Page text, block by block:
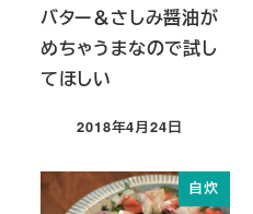
バター＆さしみ醤油が
めちゃうまなので試し
てほしい
投稿日
2018年4月24日
自炊